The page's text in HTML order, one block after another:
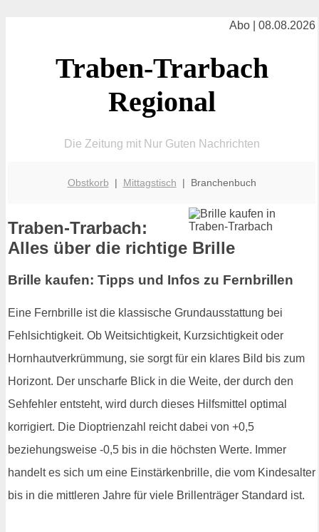
Abo | 08.08.2026
Traben-Trarbach
Regional
Die Zeitung mit Nur Guten Nachrichten
Obstkorb | Mittagstisch | Branchenbuch
Traben-Trarbach:
Alles über die richtige Brille
Brille kaufen: Tipps und Infos zu Fernbrillen
Eine Fernbrille ist die klassische Grundausstattung bei
Fehlsichtigkeit. Ob Weitsichtigkeit, Kurzsichtigkeit oder
Hornhautverkrümmung, sie sorgt für ein klares Bild bis zum
Horizont. Der unscharfe Blick in die Weite, der durch den
Sehfehler entsteht, wird durch dieses Hilfsmittel optimal
korrigiert. Die Dioptrienzahl reicht dabei von +0,5
beziehungsweise -0,5 bis in die höchsten Werte. Immer
handelt es sich um eine Einstärkenbrille, die vom Kindesalter
bis in die mittleren Jahre für viele Brillenträger Standard ist.